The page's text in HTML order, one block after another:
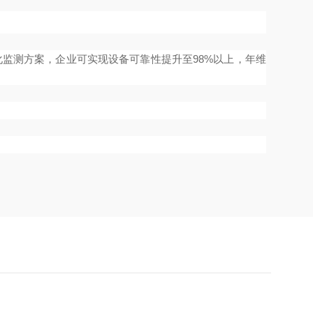
测方案，企业可实现设备可靠性提升至98%以上，年维